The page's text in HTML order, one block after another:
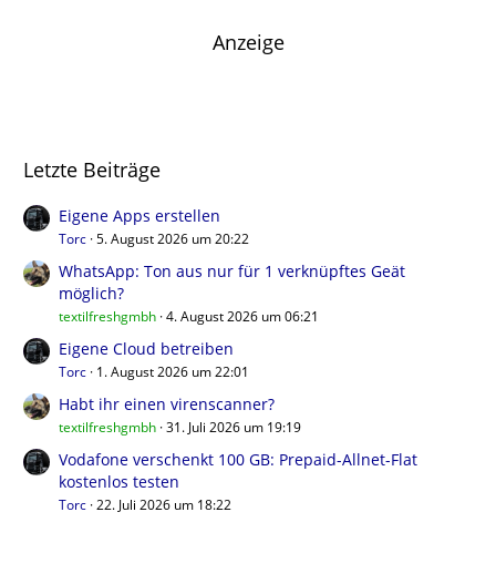
Anzeige
Letzte Beiträge
Eigene Apps erstellen
Torc 5. August 2026 um 20:22
WhatsApp: Ton aus nur für 1 verknüpftes Geät
möglich?
textilfreshgmbh 4. August 2026 um 06:21
Eigene Cloud betreiben
Torc 1. August 2026 um 22:01
Habt ihr einen virenscanner?
textilfreshgmbh 31. Juli 2026 um 19:19
Vodafone verschenkt 100 GB: Prepaid-Allnet-Flat
kostenlos testen
Torc 22. Juli 2026 um 18:22